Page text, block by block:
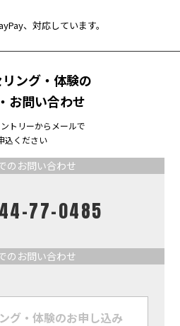
、対応しています。
ング・体験の
お問い合わせ
トリーからメールで
込ください
のお問い合わせ
77-0485
のお問い合わせ
グ・体験のお申し込み